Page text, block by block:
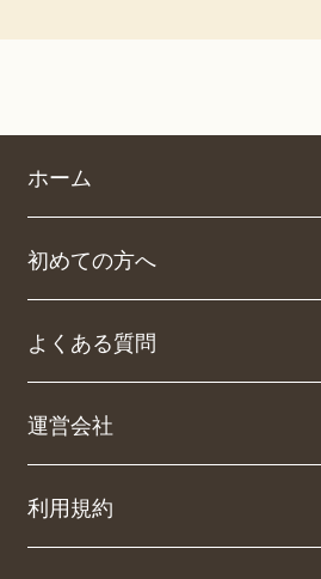
ホーム
初めての方へ
よくある質問
運営会社
利用規約